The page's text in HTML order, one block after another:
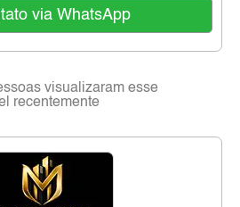
via WhatsApp
visualizaram esse
recentemente